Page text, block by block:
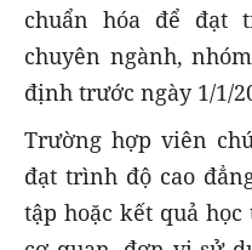
chuẩn hóa để đạt
chuyên ngành,
định trước ngày 1/1/
Trường hợp viên
đạt trình độ cao
tập hoặc kết quả